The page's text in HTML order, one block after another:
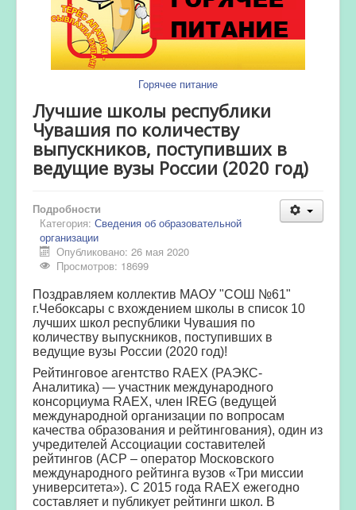
Горячее питание
Лучшие школы республики
Чувашия по количеству
выпускников, поступивших в
ведущие вузы России (2020 год)
Подробности
Категория: Сведения об образовательной
организации
Опубликовано: 26 мая 2020
Просмотров: 18699
Поздравляем коллектив МАОУ "СОШ №61"
г.Чебоксары с вхождением школы в список 10
лучших школ республики Чувашия по
количеству выпускников, поступивших в
ведущие вузы России (2020 год)!
Рейтинговое агентство RAEX (РАЭКС-
Аналитика) — участник международного
консорциума RAEX, член IREG (ведущей
международной организации по вопросам
качества образования и рейтингования), один из
учредителей Ассоциации составителей
рейтингов (АСР – оператор Московского
международного рейтинга вузов «Три миссии
университета»). С 2015 года RAEX ежегодно
составляет и публикует рейтинги школ. В